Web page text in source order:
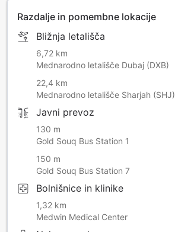
Razdalje in pomembne lokacije
Bližnja letališča
6,72 km
Mednarodno letališče Dubaj (DXB)
22,4 km
Mednarodno letališče Sharjah (SHJ)
Javni prevoz
130 m
Gold Souq Bus Station 1
150 m
Gold Souq Bus Station 7
Bolnišnice in klinike
1,32 km
Medwin Medical Center